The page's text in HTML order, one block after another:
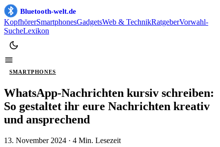
Bluetooth-welt.de
KopfhörerSmartphonesGadgetsWeb & TechnikRatgeberVorwahl-
SucheLexikon
SMARTPHONES
WhatsApp-Nachrichten kursiv schreiben:
So gestaltet ihr eure Nachrichten kreativ
und ansprechend
13. November 2024 · 4 Min. Lesezeit